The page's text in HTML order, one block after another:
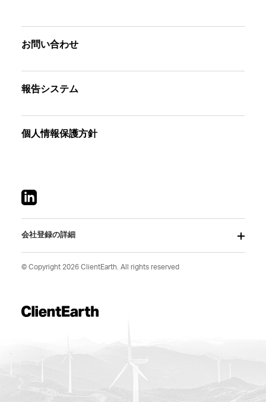
お問い合わせ
報告システム
個人情報保護方針
会社登録の詳細
© Copyright 2026 ClientEarth. All rights reserved